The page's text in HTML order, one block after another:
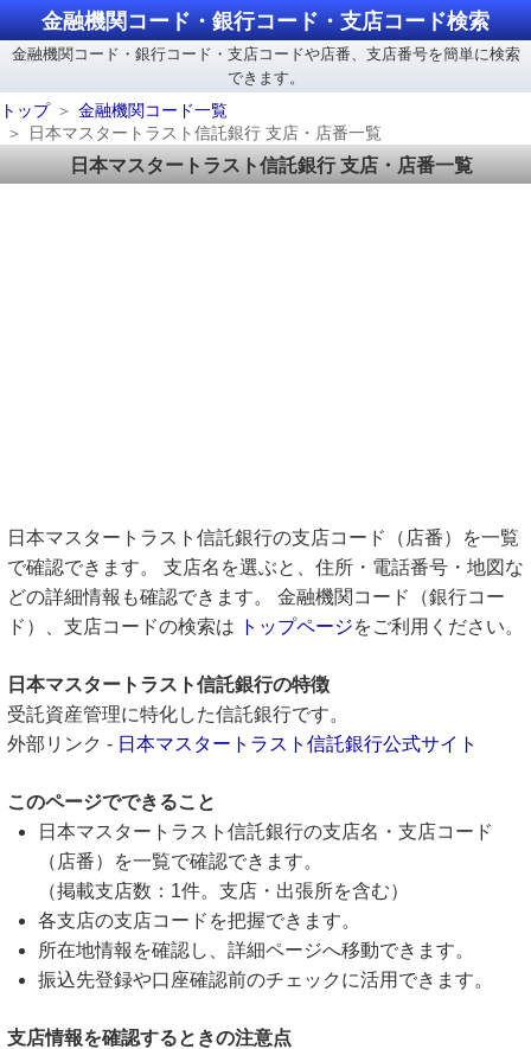
金融機関コード・銀行コード・支店コード検索
金融機関コード・銀行コード・支店コードや店番、支店番号を簡単に検索
できます。
トップ
金融機関コード一覧
日本マスタートラスト信託銀行 支店・店番一覧
日本マスタートラスト信託銀行 支店・店番一覧
日本マスタートラスト信託銀行の支店コード（店番）を一覧
で確認できます。 支店名を選ぶと、住所・電話番号・地図な
どの詳細情報も確認できます。 金融機関コード（銀行コー
ド）、支店コードの検索は
トップページをご利用ください。
日本マスタートラスト信託銀行の特徴
受託資産管理に特化した信託銀行です。
外部リンク - 日本マスタートラスト信託銀行公式サイト
このページでできること
日本マスタートラスト信託銀行の支店名・支店コード
（店番）を一覧で確認できます。
（掲載支店数：1件。支店・出張所を含む）
各支店の支店コードを把握できます。
所在地情報を確認し、詳細ページへ移動できます。
振込先登録や口座確認前のチェックに活用できます。
支店情報を確認するときの注意点